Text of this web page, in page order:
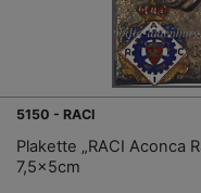
5150 - RACI
Plakette „RACI Aconca
7,5x5cm